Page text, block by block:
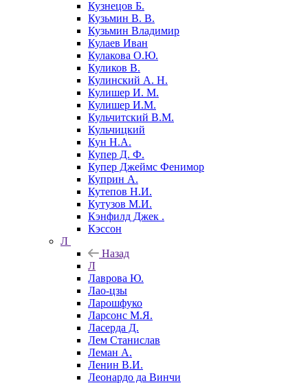
Кузнецов Б.
Кузьмин В. В.
Кузьмин Владимир
Кулаев Иван
Кулакова О.Ю.
Куликов В.
Кулинский А. Н.
Кулишер И. М.
Кулишер И.М.
Кульчитский В.М.
Кульчицкий
Кун Н.А.
Купер Д. Ф.
Купер Джеймс Фенимор
Куприн А.
Кутепов Н.И.
Кутузов М.И.
Кэнфилд Джек .
Кэссон
Л
Назад
Л
Лаврова Ю.
Лао-цзы
Ларошфуко
Ларсонс М.Я.
Ласерда Д.
Лем Станислав
Леман А.
Ленин В.И.
Леонардо да Винчи